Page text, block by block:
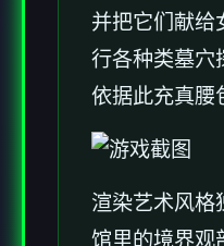
并把它们献给
行各种类墓穴
依据此充真腰
渲染艺术风格
馆里的境界观